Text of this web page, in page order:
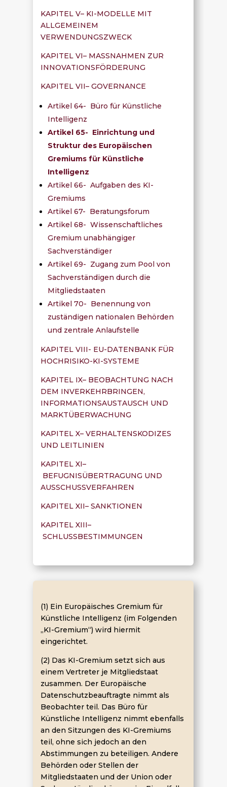
KAPITEL V– KI-MODELLE MIT
ALLGEMEINEM
VERWENDUNGSZWECK
KAPITEL VI– MASSNAHMEN ZUR
INNOVATIONSFÖRDERUNG
KAPITEL VII– GOVERNANCE
Artikel 64- Büro für Künstliche
Intelligenz
Artikel 65- Einrichtung und
Struktur des Europäischen
Gremiums für Künstliche
Intelligenz
Artikel 66- Aufgaben des KI-
Gremiums
Artikel 67- Beratungsforum
Artikel 68- Wissenschaftliches
Gremium unabhängiger
Sachverständiger
Artikel 69- Zugang zum Pool von
Sachverständigen durch die
Mitgliedstaaten
Artikel 70- Benennung von
zuständigen nationalen Behörden
und zentrale Anlaufstelle
KAPITEL VIII- EU-DATENBANK FÜR
HOCHRISIKO-KI-SYSTEME
KAPITEL IX– BEOBACHTUNG NACH
DEM INVERKEHRBRINGEN,
INFORMATIONSAUSTAUSCH UND
MARKTÜBERWACHUNG
KAPITEL X– VERHALTENSKODIZES
UND LEITLINIEN
KAPITEL XI–
BEFUGNISÜBERTRAGUNG UND
AUSSCHUSSVERFAHREN
KAPITEL XII– SANKTIONEN
KAPITEL XIII–
SCHLUSSBESTIMMUNGEN
(1) Ein Europäisches Gremium für
Künstliche Intelligenz (im Folgenden
„KI-Gremium“) wird hiermit
eingerichtet.
(2) Das KI-Gremium setzt sich aus
einem Vertreter je Mitgliedstaat
zusammen. Der Europäische
Datenschutzbeauftragte nimmt als
Beobachter teil. Das Büro für
Künstliche Intelligenz nimmt ebenfalls
an den Sitzungen des KI-Gremiums
teil, ohne sich jedoch an den
Abstimmungen zu beteiligen. Andere
Behörden oder Stellen der
Mitgliedstaaten und der Union oder